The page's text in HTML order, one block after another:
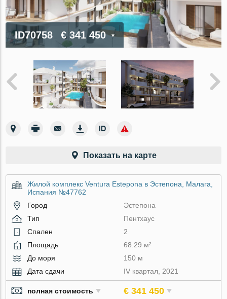
ID70758 € 341 450
Показать на карте
Жилой комплекс Ventura Estepona в Эстепона, Малага,
Испания №47762
Город
Эстепона
Тип
Пентхаус
Спален
2
Площадь
68.29 м²
До моря
150 м
Дата сдачи
IV квартал, 2021
полная стоимость € 341 450